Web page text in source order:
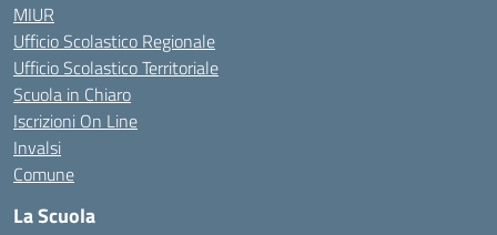
MIUR
Ufficio Scolastico Regionale
Ufficio Scolastico Territoriale
Scuola in Chiaro
Iscrizioni On Line
Invalsi
Comune
La Scuola